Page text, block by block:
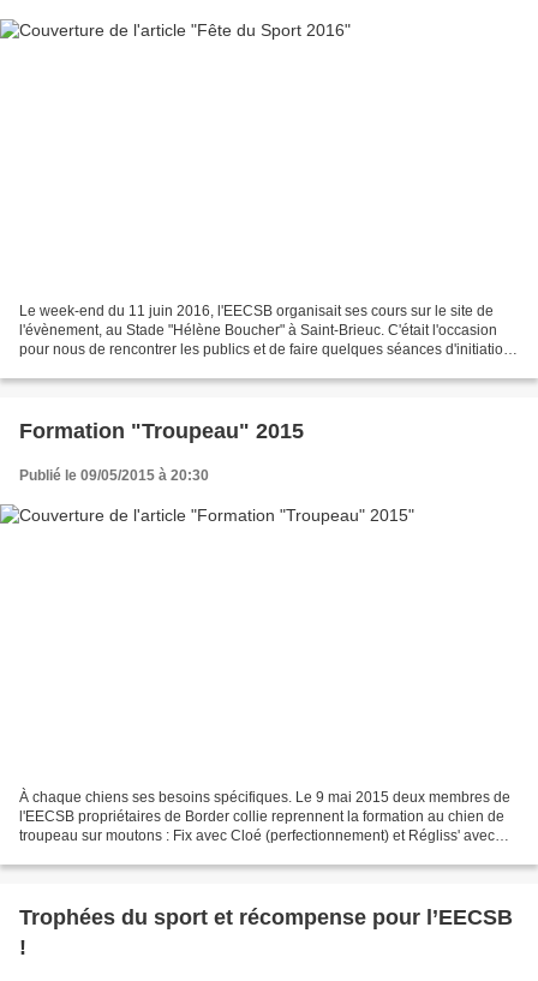
Le week-end du 11 juin 2016, l'EECSB organisait ses cours sur le site de
l'évènement, au Stade "Hélène Boucher" à Saint-Brieuc. C'était l'occasion
pour nous de rencontrer les publics et de faire quelques séances d'initiation
Formation "Troupeau" 2015
Publié le 09/05/2015 à 20:30
À chaque chiens ses besoins spécifiques. Le 9 mai 2015 deux membres de
l'EECSB propriétaires de Border collie reprennent la formation au chien de
troupeau sur moutons : Fix avec Cloé (perfectionnement) et Régliss' avec
Trophées du sport et récompense pour l’EECSB
!